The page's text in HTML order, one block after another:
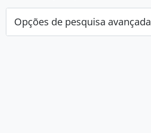
Opções de pesquisa avançada